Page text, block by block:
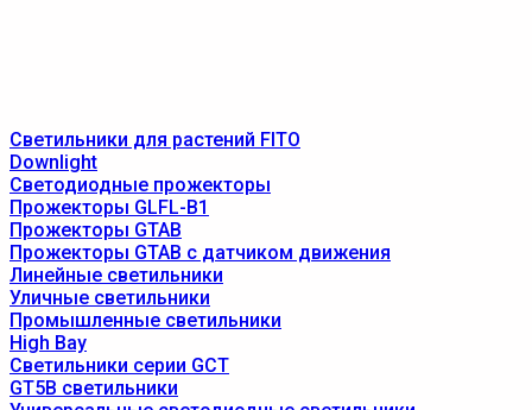
Светильники для растений FITO
Downlight
Светодиодные прожекторы
Прожекторы GLFL-B1
Прожекторы GTAB
Прожекторы GTAB с датчиком движения
Линейные светильники
Уличные светильники
Промышленные светильники
High Bay
Светильники серии GCT
GT5B светильники